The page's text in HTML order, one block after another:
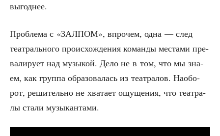
выгоднее.
Про­бле­ма с «ЗАЛПОМ», впро­чем, одна — след
теат­раль­но­го про­ис­хож­де­ния коман­ды места­ми пре­
ва­ли­ру­ет над музы­кой. Дело не в том, что мы зна­
ем, как груп­па обра­зо­ва­лась из теат­ра­лов. Наобо­
рот, реши­тель­но не хва­та­ет ощу­ще­ния, что теат­ра­
лы ста­ли музыкантами.